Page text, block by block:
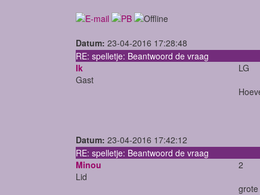
Datum: 23-04-2016 17:28:48
RE: spelletje: Beantwoord de vraag
Ik
Gast
LG
Datum: 23-04-2016 17:42:12
RE: spelletje: Beantwoord de vraag
Minou
Lid
2